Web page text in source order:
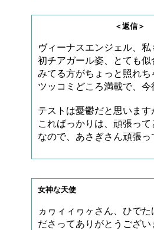
＜返信＞ リージさ
ヴィーナスエンジェル、
初チアガール姿、とても似
みてる方がちょっと照れ
ツッコミどころ満載で、
テストは憂鬱だと思います
こればっかりは、頑張っ
なので、あさぎさん頑張
女神な天使
ヵヮィィヮヶさん、ひで
ださってありがとうござ